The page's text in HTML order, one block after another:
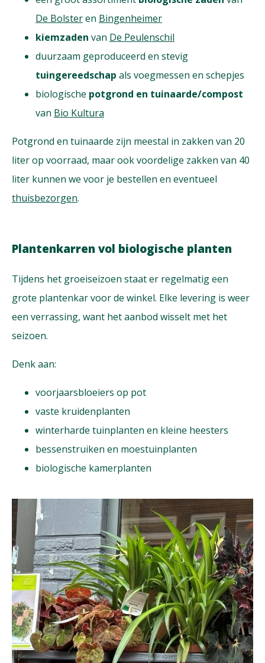
De Bolsteren Bingenheimer
kiemzaden van De Peulenschil
duurzaam geproduceerd en stevig
tuingereedschap als voegmessen en schepjes
biologische potgrond en tuinaarde/compost
van Bio Kultura
Potgrond en tuinaarde zijn meestal in zakken van 20
liter op voorraad, maar ook voordelige zakken van 40
liter kunnen we voor je bestellen en eventueel
thuisbezorgen.
Plantenkarren vol biologische planten
Tijdens het groeiseizoen staat er regelmatig een
grote plantenkar voor de winkel. Elke levering is weer
een verrassing, want het aanbod wisselt met het
seizoen.
Denk aan:
voorjaarsbloeiers op pot
vaste kruidenplanten
winterharde tuinplanten en kleine heesters
bessenstruiken en moestuinplanten
biologische kamerplanten